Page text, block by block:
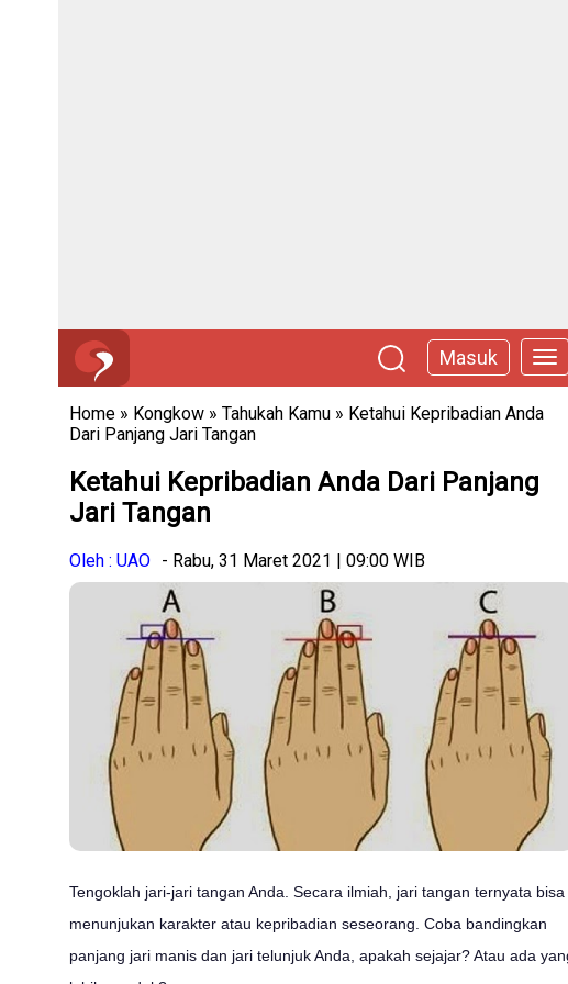
Masuk
Home » Kongkow » Tahukah Kamu » Ketahui Kepribadian Anda
Dari Panjang Jari Tangan
Ketahui Kepribadian Anda Dari Panjang
Jari Tangan
Oleh : UAO - Rabu, 31 Maret 2021 | 09:00 WIB
Tengoklah jari-jari tangan Anda. Secara ilmiah, jari tangan ternyata bisa
menunjukan karakter atau kepribadian seseorang. Coba bandingkan
panjang jari manis dan jari telunjuk Anda, apakah sejajar? Atau ada